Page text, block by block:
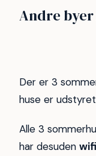
Andre
21
Skagen By
Der er 3
huse er
Alle 3
har desuden wifi